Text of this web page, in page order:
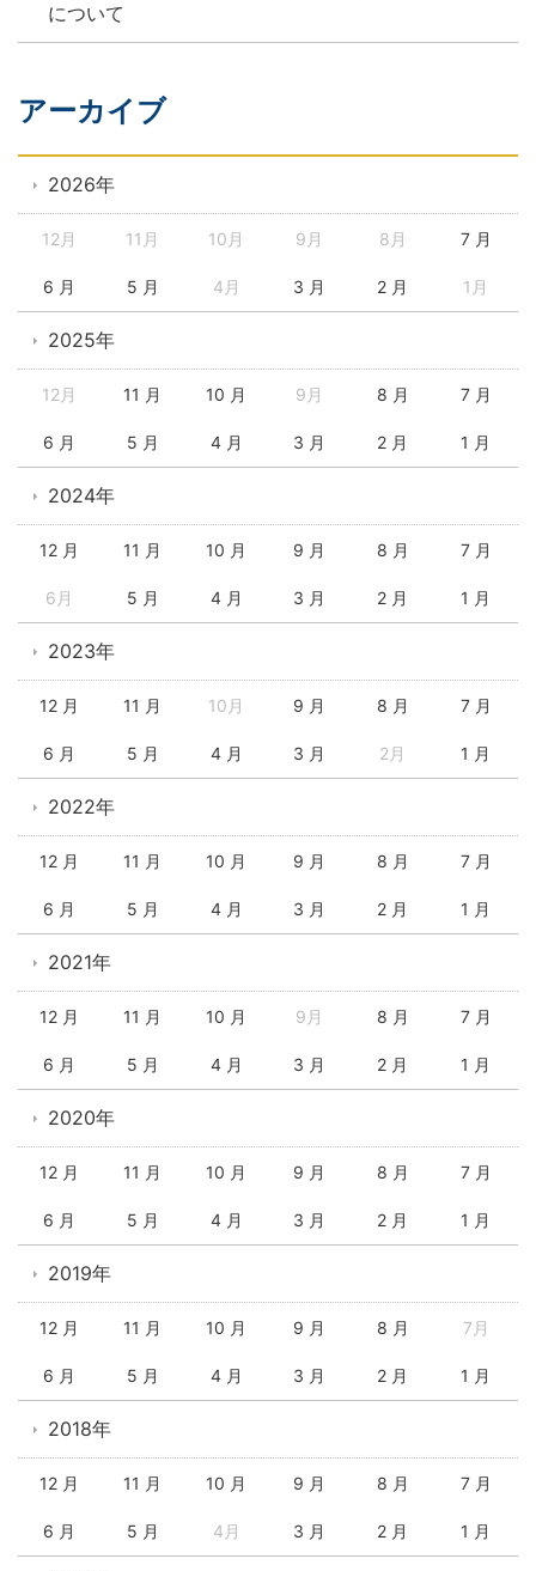
について
アーカイブ
2026年
12月 11月 10月 9月 8月 7 月
6 月 5 月 4月 3 月 2 月 1月
2025年
12月 11 月 10 月 9月 8 月 7 月
6 月 5 月 4 月 3 月 2 月 1 月
2024年
12 月 11 月 10 月 9 月 8 月 7 月
6月 5 月 4 月 3 月 2 月 1 月
2023年
12 月 11 月 10月 9 月 8 月 7 月
6 月 5 月 4 月 3 月 2月 1 月
2022年
12 月 11 月 10 月 9 月 8 月 7 月
6 月 5 月 4 月 3 月 2 月 1 月
2021年
12 月 11 月 10 月 9月 8 月 7 月
6 月 5 月 4 月 3 月 2 月 1 月
2020年
12 月 11 月 10 月 9 月 8 月 7 月
6 月 5 月 4 月 3 月 2 月 1 月
2019年
12 月 11 月 10 月 9 月 8 月 7月
6 月 5 月 4 月 3 月 2 月 1 月
2018年
12 月 11 月 10 月 9 月 8 月 7 月
6 月 5 月 4月 3 月 2 月 1 月